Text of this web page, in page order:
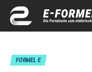
FORMEL E